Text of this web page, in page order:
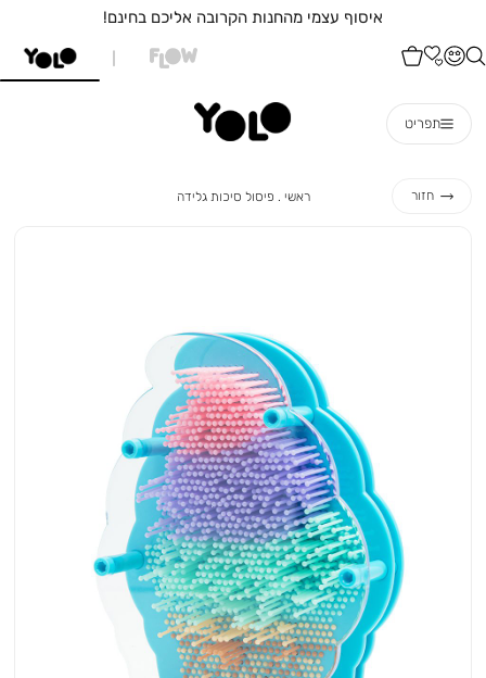
איסוף עצמי מהחנות הקרובה אליכם בחינם!
תפריט
חזור ראשי ראשי
פיסול סיכות גלידה